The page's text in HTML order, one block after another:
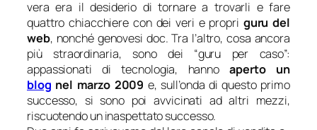
vera era il desiderio di tornare a trovarli e fare
quattro chiacchiere con dei veri e propri guru del
web, nonché genovesi doc. Tra l’altro, cosa ancora
più straordinaria, sono dei “guru per caso”:
appassionati di tecnologia, hanno aperto un
blog nel marzo 2009 e, sull’onda di questo primo
successo, si sono poi avvicinati ad altri mezzi,
riscuotendo un inaspettato successo.